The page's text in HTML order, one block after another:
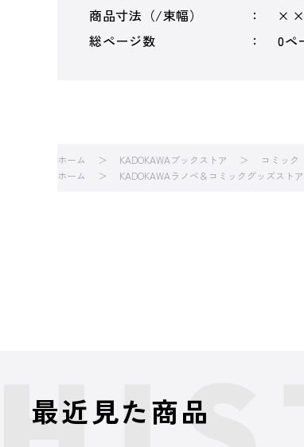
商品寸法（/束幅）
× ×
総ページ数
0ペ
ホーム KADOKAWAブックストア コミック
ホーム
KADOKAWAラノベ＆コミックグッズストア
最近見た商品